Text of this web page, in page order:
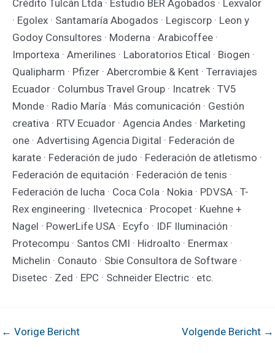
Crédito Tulcán Ltda · Estudio BER Agobados · Lexvalor
· Egolex · Santamaría Abogados · Legiscorp · Leon y
Godoy Consultores · Moderna · Arabicoffee ·
Importexa · Amerilines · Laboratorios Etical · Biogen ·
Qualipharm · Pfizer · Abercrombie & Kent · Terraviajes
Ecuador · Columbus Travel Group · Incatrek · TV5
Monde · Radio María · Más comunicación · Gestión
creativa · RTV Ecuador · Agencia Andes · Marketing
one · Advertising Agencia Digital · Federación de
karate · Federación de judo · Federación de atletismo ·
Federación de equitación · Federación de tenis ·
Federación de lucha · Coca Cola · Nokia · PDVSA · T-
Rex engineering · Ilvetecnica · Procopet · Kuehne +
Nagel · PowerLife USA · Ecyfo · IDF Iluminación ·
Protecompu · Santos CMI · Hidroalto · Enermax ·
Michelin · Conauto · Sbie Consultora de Software ·
Disetec · Zed · EPC · Schneider Electric · etc.
Bericht
← Vorige Bericht Volgende Bericht →